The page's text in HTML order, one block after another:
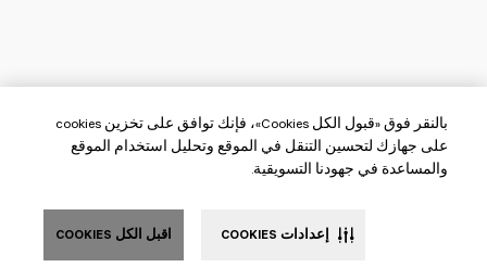
بالنقر فوق «قبول الكل Cookies»، فإنك توافق على تخزين cookies
على جهازك لتحسين التنقل في الموقع وتحليل استخدام الموقع
والمساعدة في جهودنا التسويقية.
اقبل الكل COOKIES إعدادات COOKIES